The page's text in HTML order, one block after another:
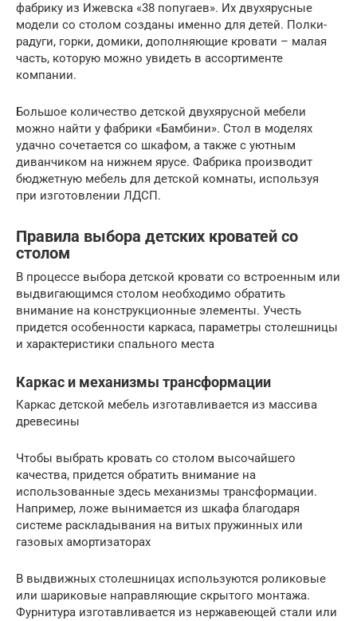
фабрику из Ижевска «38 попугаев». Их двухярусные
модели со столом созданы именно для детей. Полки-
радуги, горки, домики, дополняющие кровати – малая
часть, которую можно увидеть в ассортименте
компании.
Большое количество детской двухярусной мебели
можно найти у фабрики «Бамбини». Стол в моделях
удачно сочетается со шкафом, а также с уютным
диванчиком на нижнем ярусе. Фабрика производит
бюджетную мебель для детской комнаты, используя
при изготовлении ЛДСП.
Правила выбора детских кроватей со
столом
В процессе выбора детской кровати со встроенным или
выдвигающимся столом необходимо обратить
внимание на конструкционные элементы. Учесть
придется особенности каркаса, параметры столешницы
и характеристики спального места
Каркас и механизмы трансформации
Каркас детской мебель изготавливается из массива
древесины
Чтобы выбрать кровать со столом высочайшего
качества, придется обратить внимание на
использованные здесь механизмы трансформации.
Например, ложе вынимается из шкафа благодаря
системе раскладывания на витых пружинных или
газовых амортизаторах
В выдвижных столешницах используются роликовые
или шариковые направляющие скрытого монтажа.
Фурнитура изготавливается из нержавеющей стали или